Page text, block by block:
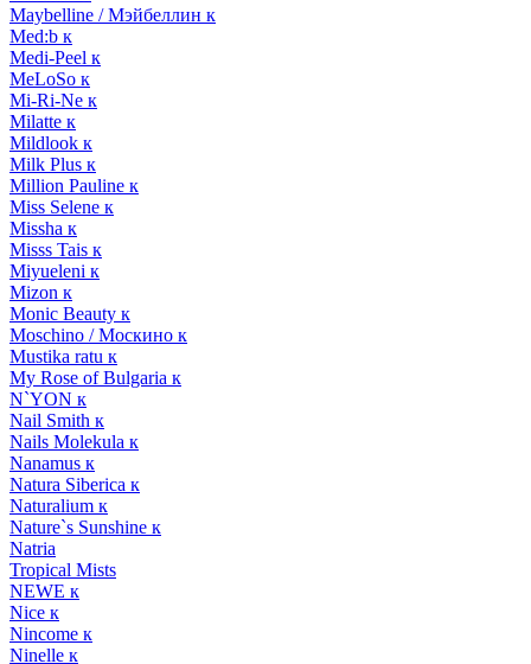
Maybelline / Мэйбеллин к
Med:b к
Medi-Peel к
MeLoSo к
Mi-Ri-Ne к
Milatte к
Mildlook к
Milk Plus к
Million Pauline к
Miss Selene к
Missha к
Misss Tais к
Miyueleni к
Mizon к
Monic Beauty к
Moschino / Москино к
Mustika ratu к
My Rose of Bulgaria к
N`YON к
Nail Smith к
Nails Molekula к
Nanamus к
Natura Siberica к
Naturalium к
Nature`s Sunshine к
Natria
Tropical Mists
NEWE к
Nice к
Nincome к
Ninelle к